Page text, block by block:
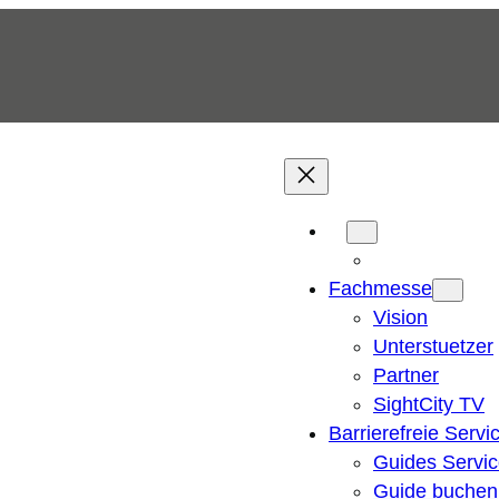
Fachmesse
Vision
Unterstuetzer
Partner
SightCity TV
Barrierefreie
Guides
Guide buchen